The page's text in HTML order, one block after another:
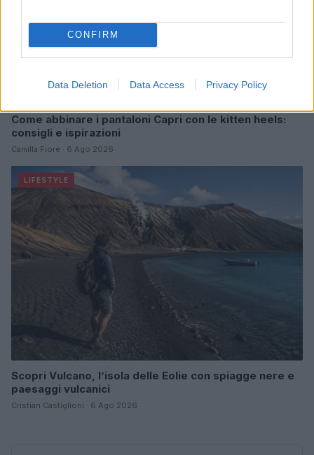
CONFIRM
Data Deletion Data Access Privacy Policy
Come abbinare i pantaloni Capri con le kitten heels:
consigli e ispirazioni
Camilla Fiore · 6 Ago 2026
LIFESTYLE
Scopri Vulcano, l’isola delle Eolie con spiagge nere e
paesaggi vulcanici
Cristian Castiglioni · 6 Ago 2026